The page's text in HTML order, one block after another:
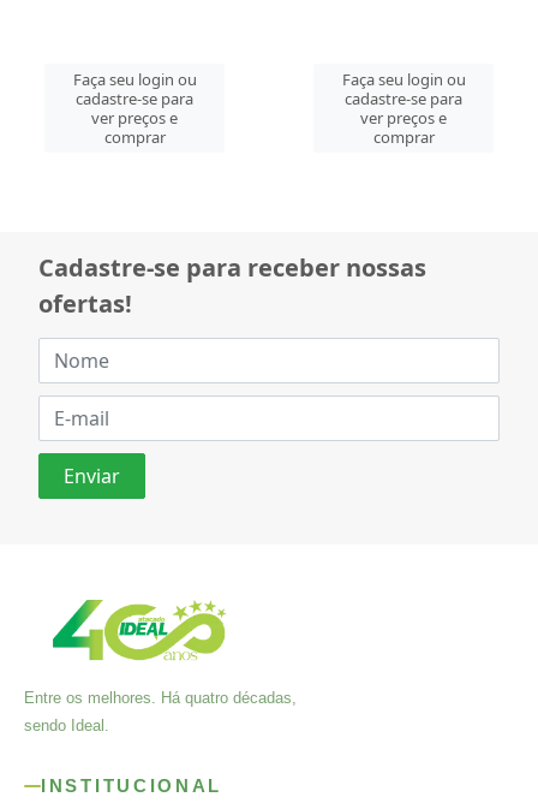
Faça seu login ou
cadastre-se para
ver preços e
comprar
Faça seu login ou
cadastre-se para
ver preços e
comprar
Cadastre-se para receber nossas
ofertas!
Entre os melhores. Há quatro décadas,
sendo Ideal.
INSTITUCIONAL